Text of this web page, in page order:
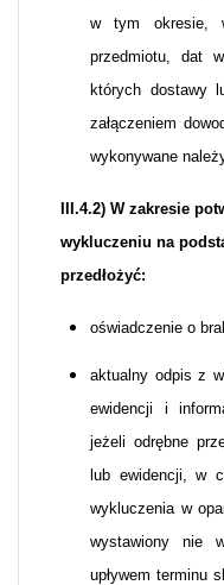
w tym okresie,
przedmiotu, dat
których dostawy
załączeniem
wykonywane
III.4.2) W zakresie
wykluczeniu na
przedłożyć:
oświadczenie o
aktualny odpis z
ewidencji i
jeżeli odrębne
lub ewidencji, w
wykluczenia w
wystawiony nie
upływem terminu